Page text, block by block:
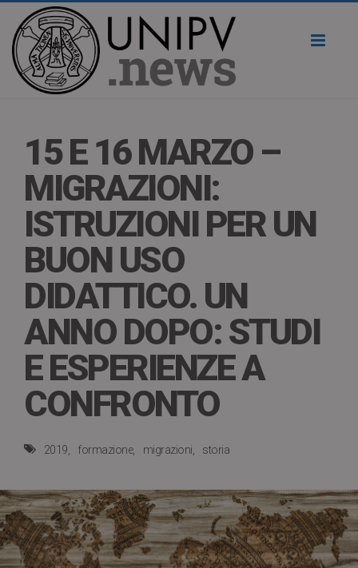
15 E 16 MARZO –
MIGRAZIONI:
ISTRUZIONI PER UN
BUON USO
DIDATTICO. UN
ANNO DOPO: STUDI
E ESPERIENZE A
CONFRONTO
2019 formazione migrazioni storia